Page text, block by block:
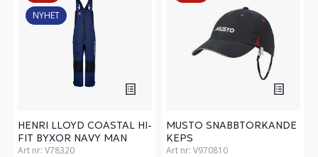
NYHET
HENRI LLOYD COASTAL HI-
FIT BYXOR NAVY MAN
Art nr: V78320
MUSTO SNABBTORKANDE
KEPS
Art nr: V970810